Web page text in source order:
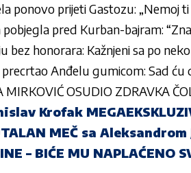
ponovo prijeti Gastozu: „Nemoj
pobjegla pred Kurban-bajram:
bez honorara: Kažnjeni sa po
Anđelu gumicom: Sad ću
MIRKOVIĆ OSUDIO ZDRAVKA
Krofak
MEČ sa Aleksandrom
– BIĆE MU NAPLAĆENO